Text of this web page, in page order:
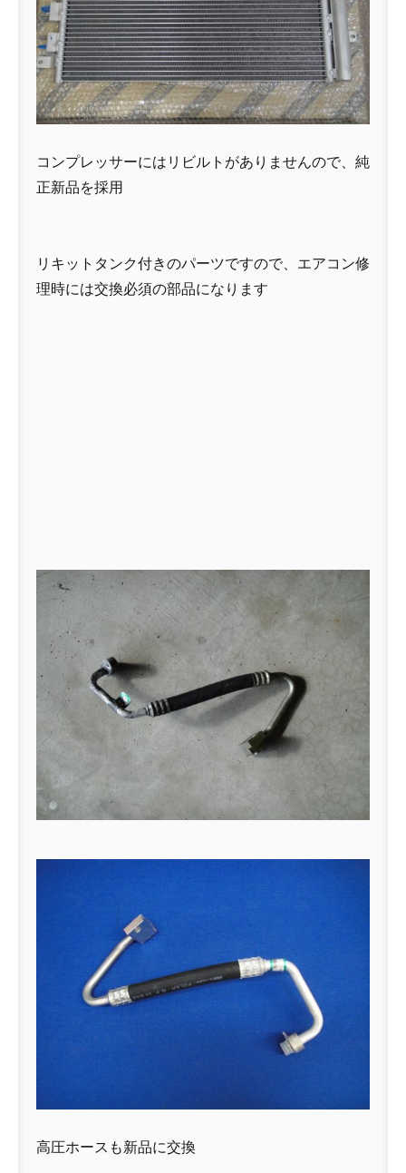
コンプレッサーにはリビルトがありませんので、純
正新品を採用
リキットタンク付きのパーツですので、エアコン修
理時には交換必須の部品になります
高圧ホースも新品に交換